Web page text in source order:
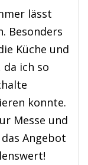
lässt
Besonders
Küche und
da ich so
konnte.
Messe und
Angebot